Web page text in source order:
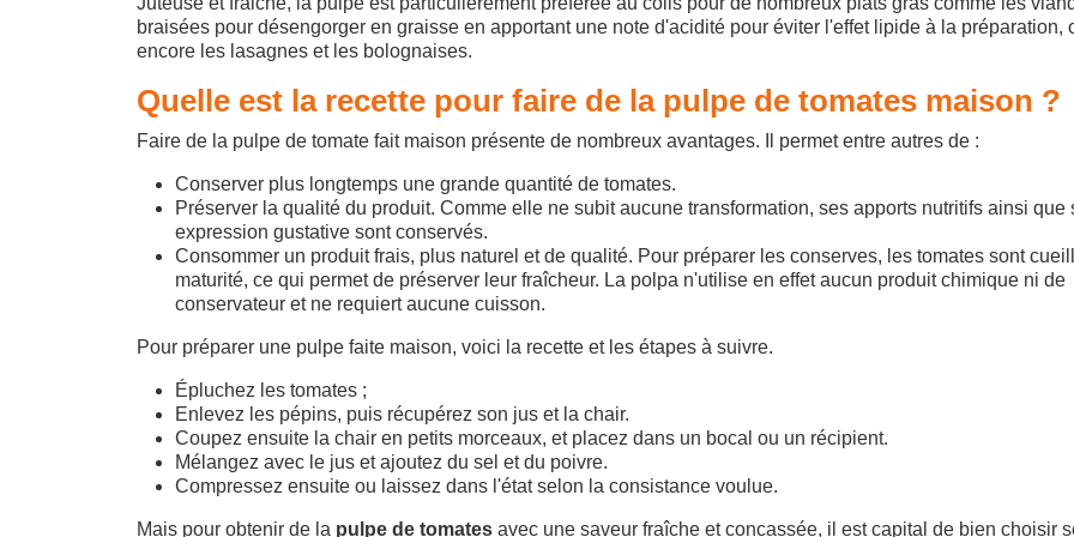
braisées pour désengorger en graisse en apportant une note d'acidité pour éviter l'effet lipide à la préparation,
encore les lasagnes et les bolognaises.
Quelle est la recette pour faire de la pulpe de tomates maison ?
Faire de la pulpe de tomate fait maison présente de nombreux avantages. Il permet entre autres de :
Conserver plus longtemps une grande quantité de tomates.
Préserver la qualité du produit. Comme elle ne subit aucune transformation, ses apports nutritifs ainsi que
expression gustative sont conservés.
Consommer un produit frais, plus naturel et de qualité. Pour préparer les conserves, les tomates sont
maturité, ce qui permet de préserver leur fraîcheur. La polpa n'utilise en effet aucun produit chimique ni de
conservateur et ne requiert aucune cuisson.
Pour préparer une pulpe faite maison, voici la recette et les étapes à suivre.
Épluchez les tomates ;
Enlevez les pépins, puis récupérez son jus et la chair.
Coupez ensuite la chair en petits morceaux, et placez dans un bocal ou un récipient.
Mélangez avec le jus et ajoutez du sel et du poivre.
Compressez ensuite ou laissez dans l'état selon la consistance voulue.
Mais pour obtenir de la pulpe de tomates avec une saveur fraîche et concassée, il est capital de bien choisir